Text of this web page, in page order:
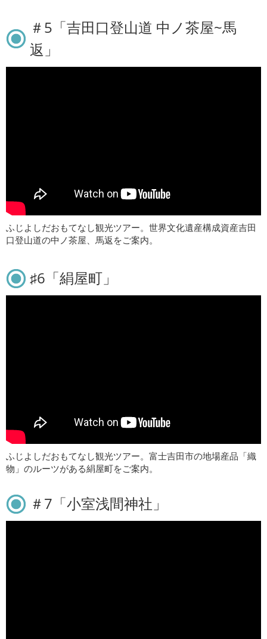
＃5「吉田口登山道 中ノ茶屋~馬
返」
ふじよしだおもてなし観光ツアー。世界文化遺産構成資産吉田
口登山道の中ノ茶屋、馬返をご案内。
♯6「絹屋町」
ふじよしだおもてなし観光ツアー。富士吉田市の地場産品「織
物」のルーツがある絹屋町をご案内。
＃7「小室浅間神社」